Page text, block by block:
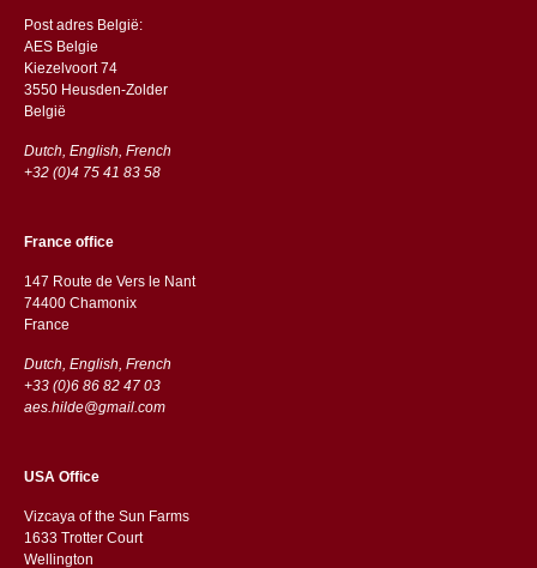
Post adres België:
AES Belgie
Kiezelvoort 74
3550 Heusden-Zolder
België
Dutch, English, French
+32 (0)4 75 41 83 58
France office
147 Route de Vers le Nant
74400 Chamonix
France
Dutch, English, French
+33 (0)6 86 82 47 03
aes.hilde@gmail.com
USA Office
Vizcaya of the Sun Farms
1633 Trotter Court
Wellington